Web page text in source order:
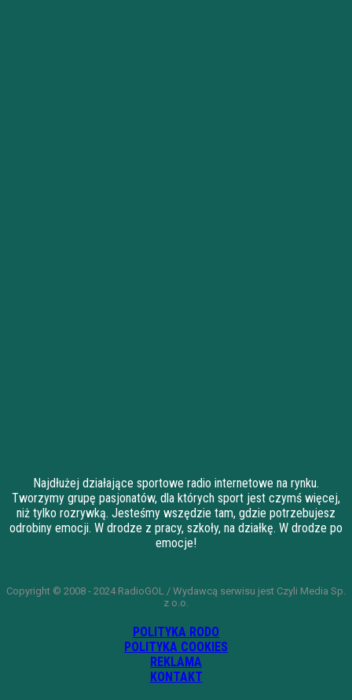
Najdłużej działające sportowe radio internetowe na rynku.
Tworzymy grupę pasjonatów, dla których sport jest czymś więcej,
niż tylko rozrywką. Jesteśmy wszędzie tam, gdzie potrzebujesz
odrobiny emocji. W drodze z pracy, szkoły, na działkę. W drodze po
emocje!
Copyright © 2008 - 2024 RadioGOL / Wydawcą serwisu jest Czyli Media Sp.
z o.o.
POLITYKA RODO
POLITYKA COOKIES
REKLAMA
KONTAKT